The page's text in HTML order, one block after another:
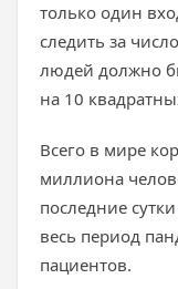
только один
следить за
людей должно
на 10
Всего в мире
миллиона
последние сутки
весь период
пациентов.